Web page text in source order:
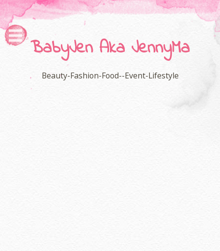
BabyJen Aka JennyMa
Beauty-Fashion-Food--Event-Lifestyle